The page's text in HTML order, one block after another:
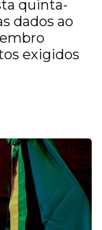
quinta-
dados ao
exigidos